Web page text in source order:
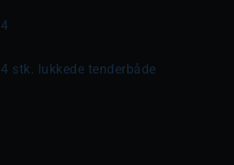
4
4 stk. lukkede tenderbåde